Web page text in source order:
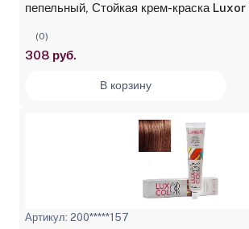
пепельный, Стойкая крем-краска
(0)
308 руб.
В корзину
Артикул: 200*****157